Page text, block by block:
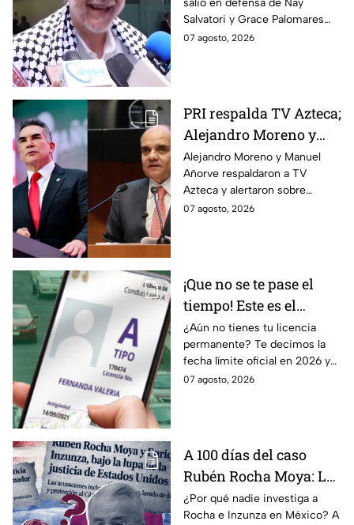
video de Nay Salvatori
y Grace Palomares
salió en defensa de Nay
Salvatori y Grace Palomares
tras sus comentarios
07 agosto, 2026
PRI respalda TV Azteca;
Alejandro Moreno y
Manuel Añorve
denuncian riesgos para
la libertad de expresión
Alejandro Moreno y Manuel
Añorve respaldaron a TV
Azteca y alertaron sobre
riesgos para la libertad de
07 agosto, 2026
¡Que no se te pase el
tiempo! Este es el
último día para
tramitar la licencia
permanente en CDMX y
Edomex
¿Aún no tienes tu licencia
permanente? Te decimos la
fecha límite oficial en 2026 y
los requisitos para tramitarla
07 agosto, 2026
A 100 días del caso
Rubén Rocha Moya: La
estrategia de Morena
para blindar al
¿Por qué nadie investiga a
Rocha e Inzunza en México? A